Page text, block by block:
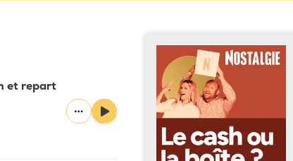
et repart